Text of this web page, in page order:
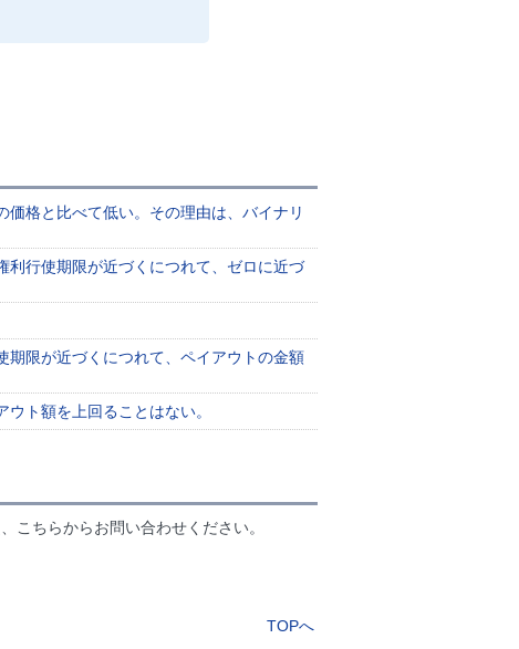
格と比べて低い。その理由は、バイナリ
利行使期限が近づくにつれて、ゼロに近づ
期限が近づくにつれて、ペイアウトの金額
ト額を上回ることはない。
こちらからお問い合わせください。
TOPへ